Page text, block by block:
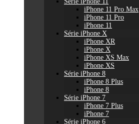
iPhone 11 Pro Max
iPhone 11 Pro
iPhone 11
Série iPhone X
iPhone XR
iPhone X
iPhone XS Max
iPhone XS
Série iPhone 8
iPhone 8 Plus
iPhone 8
Série iPhone 7
iPhone 7 Plus
iPhone 7
Série iPhone 6